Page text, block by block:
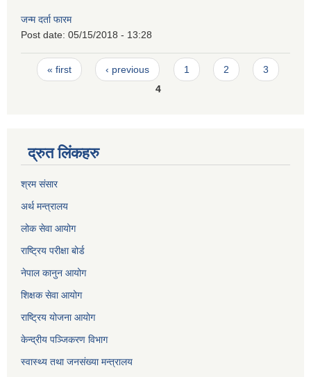
जन्म दर्ता फारम
Post date: 05/15/2018 - 13:28
Pages
« first ‹ previous 1 2
3
4
द्रुत लिंकहरु
श्रम संसार
अर्थ मन्त्रालय
लोक सेवा आयोग
राष्ट्रिय परीक्षा बोर्ड
नेपाल कानुन आयोग
शिक्षक सेवा आयोग
राष्ट्रिय योजना आयोग
केन्द्रीय पञ्जिकरण विभाग
स्वास्थ्य तथा जनसंख्या मन्त्रालय